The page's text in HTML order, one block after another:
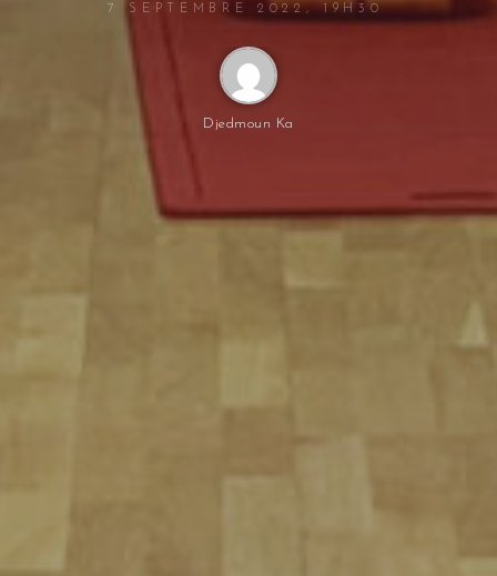
7 SEPTEMBRE 2022, 19H30
Djedmoun Ka